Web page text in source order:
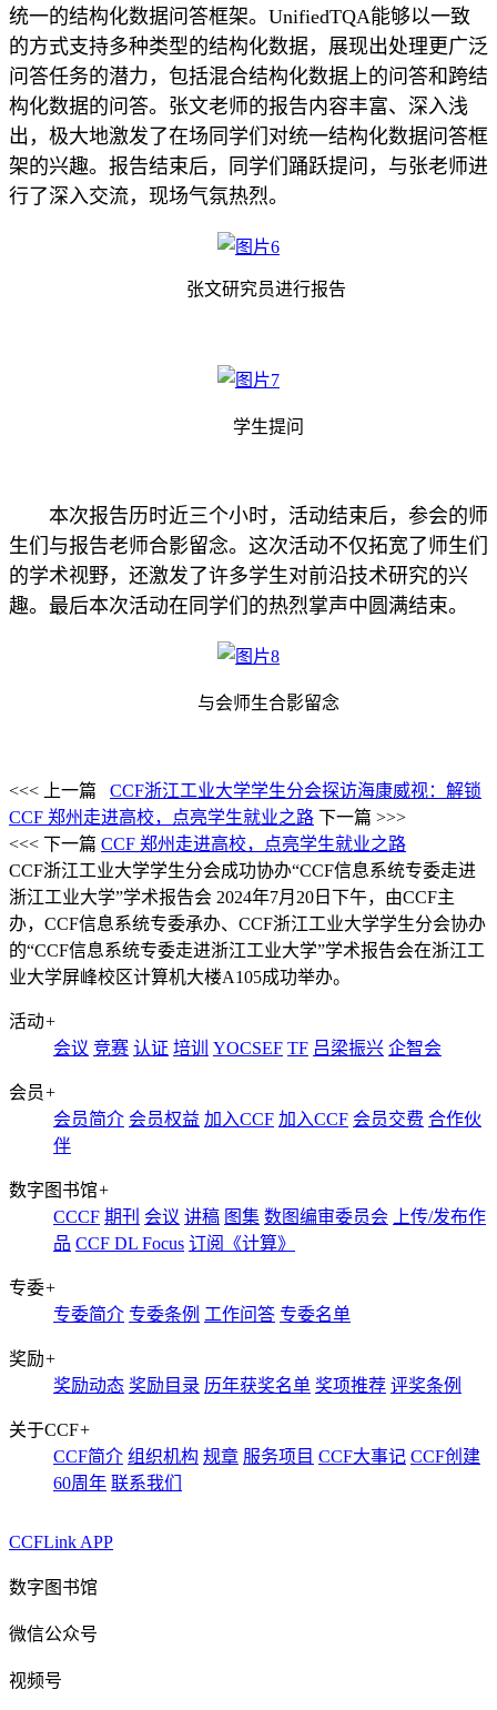
统一的结构化数据问答框架。UnifiedTQA能够以一致
的方式支持多种类型的结构化数据，展现出处理更广泛
问答任务的潜力，包括混合结构化数据上的问答和跨结
构化数据的问答。张文老师的报告内容丰富、深入浅
出，极大地激发了在场同学们对统一结构化数据问答框
架的兴趣。报告结束后，同学们踊跃提问，与张老师进
行了深入交流，现场气氛热烈。
张文研究员进行报告
学生提问
本次报告历时近三个小时，活动结束后，参会的师
生们与报告老师合影留念。这次活动不仅拓宽了师生们
的学术视野，还激发了许多学生对前沿技术研究的兴
趣。最后本次活动在同学们的热烈掌声中圆满结束。
与会师生合影留念
<<< 上一篇
CCF浙江工业大学学生分会探访海康威视：解锁
CCF 郑州走进高校，点亮学生就业之路 下一篇 >>>
<<< 下一篇 CCF 郑州走进高校，点亮学生就业之路
CCF浙江工业大学学生分会成功协办“CCF信息系统专委走进
浙江工业大学”学术报告会 2024年7月20日下午，由CCF主
办，CCF信息系统专委承办、CCF浙江工业大学学生分会协办
的“CCF信息系统专委走进浙江工业大学”学术报告会在浙江工
业大学屏峰校区计算机大楼A105成功举办。
活动+
会议 竞赛 认证 培训 YOCSEF TF 吕梁振兴 企智会
会员+
会员简介 会员权益 加入CCF 加入CCF 会员交费 合作伙
伴
数字图书馆+
CCCF 期刊 会议 讲稿 图集 数图编审委员会
上传/发布作
品 CCF DL Focus 订阅《计算》
专委+
专委简介 专委条例 工作问答 专委名单
奖励+
奖励动态 奖励目录 历年获奖名单 奖项推荐 评奖条例
关于CCF+
CCF简介 组织机构 规章 服务项目 CCF大事记 CCF创建
60周年 联系我们
CCFLink APP
数字图书馆
微信公众号
视频号